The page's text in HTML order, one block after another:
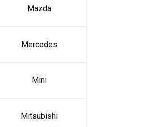
Mazda
Mercedes
Mini
Mitsubishi